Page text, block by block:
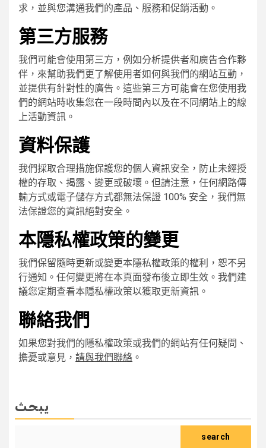
求，並與您溝通我們的產品、服務和促銷活動。
第三方服務
我們可能會使用第三方，例如分析提供者和廣告合作夥
伴，來幫助我們更了解使用者如何與我們的網站互動，
並提供有針對性的廣告。這些第三方可能會在您使用我
們的網站時收集您在一段時間內以及在不同網站上的線
上活動資訊。
資料保護
我們採取合理措施保護您的個人資訊安全，防止未經授
權的存取、揭露、變更或破壞。但請注意，任何網路傳
輸方式或電子儲存方式都無法保證 100% 安全，我們無
法保證您的資訊絕對安全。
本隱私權政策的變更
我們保留隨時更新或變更本隱私權政策的權利，恕不另
行通知。任何變更將在本頁面發布後立即生效。我們建
議您定期查看本隱私權政策以獲取更新資訊。
聯絡我們
如果您對我們的隱私權政策或我們的網站有任何疑問、
擔憂或意見， 請與我們聯絡 。
يبحث
search